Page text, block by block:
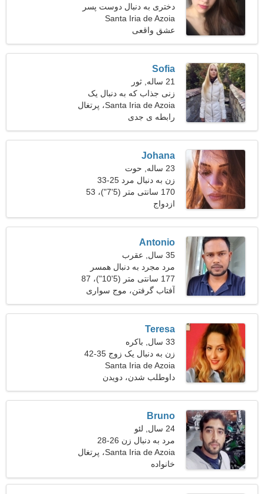
دختری به دنبال دوست پسر
Santa Iria de Azoia
عشق واقعی
Sofia
21 ساله, ثور
زنی جذاب که به دنبال یک
رابطه پایدار است
Santa Iria de Azoia، پرتغال
رابطه ی جدی
Johana
23 ساله, حوت
زن به دنبال مرد 25-33
170 سانتی متر (5'7")، 53
کیلوگرم (116 پوند)
ازدواج
Antonio
35 سال, عقرب
مرد مجرد به دنبال همسر
177 سانتی متر (5'10")، 87
کیلوگرم (191 پوند)
آفتاب گرفتن، موج سواری
Teresa
33 سال, باکره
زن به دنبال یک زوج 35-42
Santa Iria de Azoia
داوطلب شدن، دویدن
Bruno
24 سال, لئو
مرد به دنبال زن 26-28
Santa Iria de Azoia، پرتغال
خانواده